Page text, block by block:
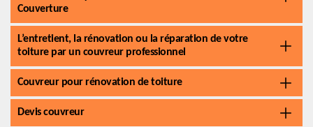
Couverture
L’entretient, la rénovation ou la réparation de votre
toiture par un couvreur professionnel
Couvreur pour rénovation de toiture
Devis couvreur